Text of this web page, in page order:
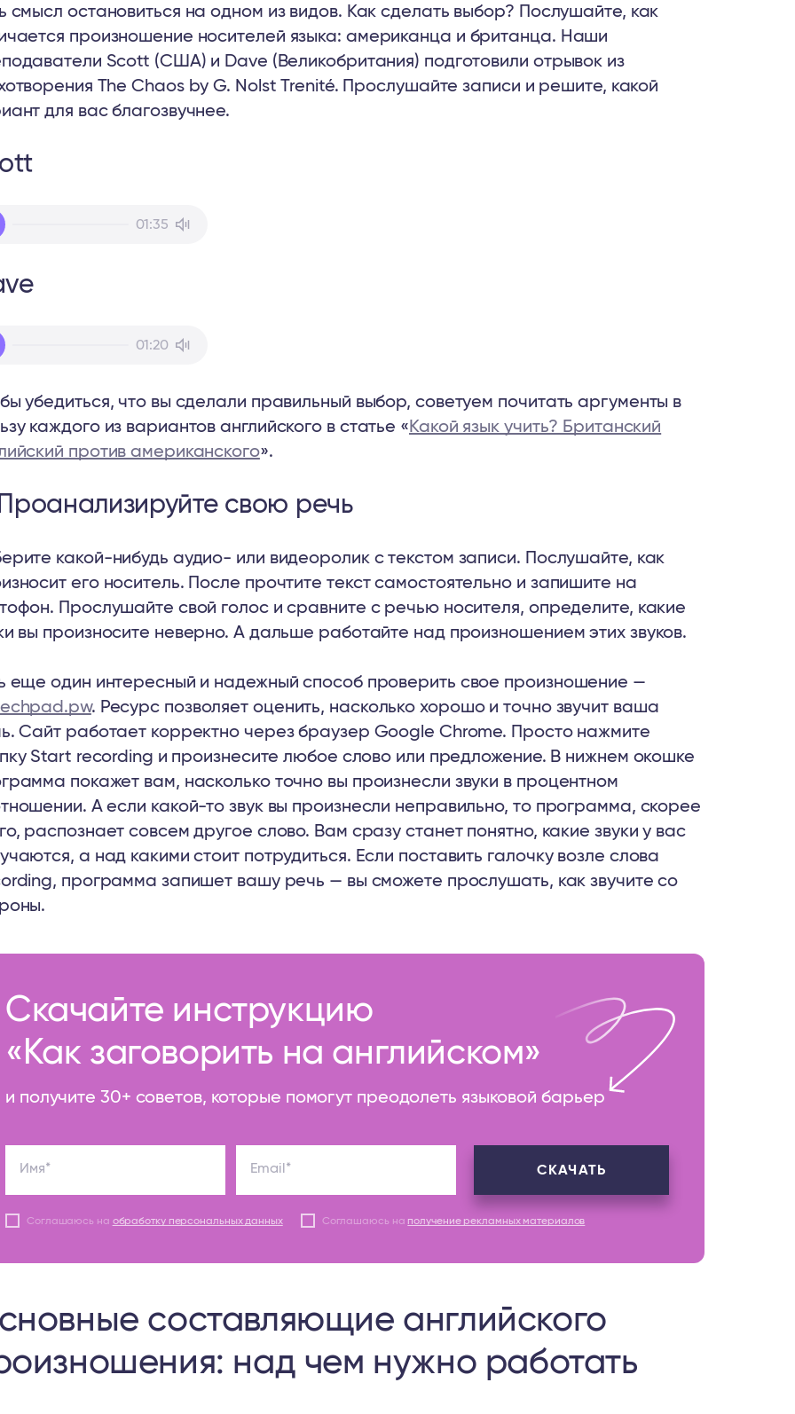
смысл остановиться на одном из видов. Как сделать выбор? Послушайте, как
произношение носителей языка: американца и британца. Наши
Scott (США) и Dave (Великобритания) подготовили отрывок из
The Chaos by G. Nolst Trenité. Прослушайте записи и решите, какой
для вас благозвучнее.
01:35
01:20
убедиться, что вы сделали правильный выбор, советуем почитать аргументы в
каждого из вариантов английского в статье « Какой язык учить? Британский
против американского».
свою речь
какой-нибудь аудио- или видеоролик с текстом записи. Послушайте, как
его носитель. После прочтите текст самостоятельно и запишите на
Прослушайте свой голос и сравните с речью носителя, определите, какие
вы произносите неверно. А дальше работайте над произношением этих звуков.
еще один интересный и надежный способ проверить свое произношение —
. Ресурс позволяет оценить, насколько хорошо и точно звучит ваша
Сайт работает корректно через браузер Google Chrome. Просто нажмите
Start recording и произнесите любое слово или предложение. В нижнем окошке
покажет вам, насколько точно вы произнесли звуки в процентном
А если какой-то звук вы произнесли неправильно, то программа, скорее
распознает совсем другое слово. Вам сразу станет понятно, какие звуки у вас
а над какими стоит потрудиться. Если поставить галочку возле слова
программа запишет вашу речь — вы сможете прослушать, как звучите со
Скачайте инструкцию
«Как заговорить на английском»
и получите 30+ советов, которые помогут преодолеть языковой барьер
Имя* Email* СКАЧАТЬ
Соглашаюсь на обработку персональных данных Соглашаюсь на получение рекламных материалов
составляющие английского
над чем нужно работать